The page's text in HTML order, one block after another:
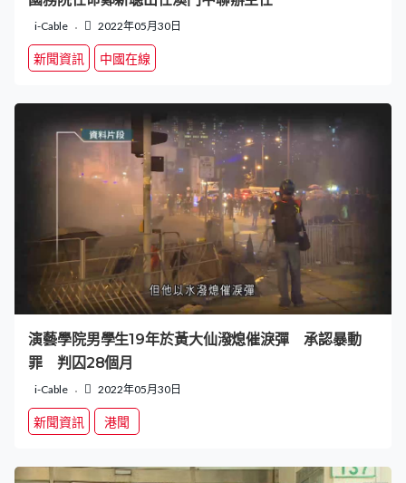
i-Cable 2022年05月30日
新聞資訊 中國在線
演藝學院男學生19年於黃大仙潑熄催淚彈 承認暴動
罪 判囚28個月
i-Cable 2022年05月30日
新聞資訊 港聞